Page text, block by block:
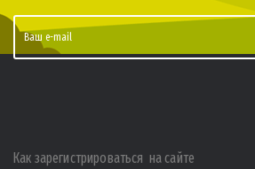
Как зарегистрироваться на сайте